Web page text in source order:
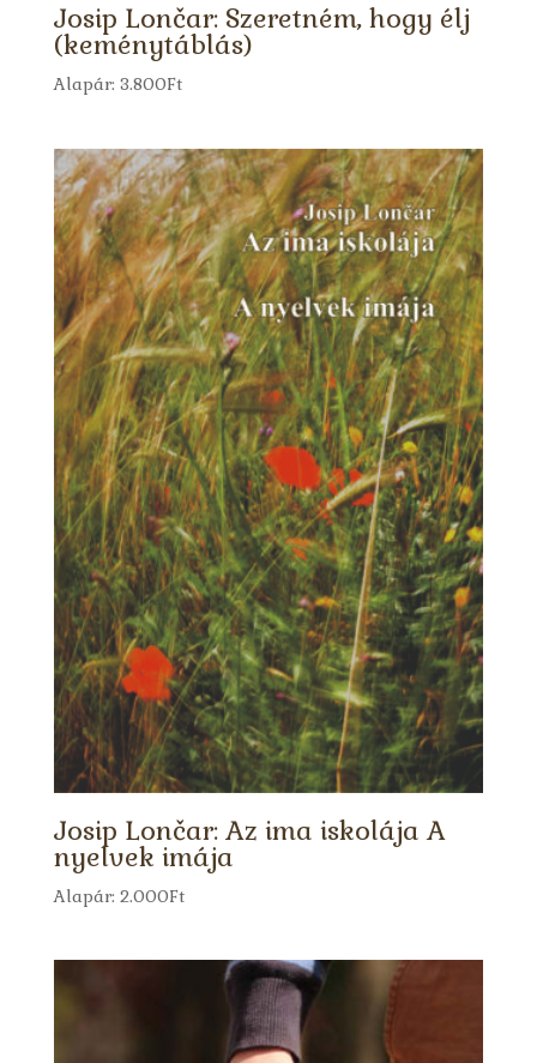
Josip Lončar: Szeretném, hogy élj
(keménytáblás)
Alapár: 3.800Ft
Josip Lončar: Az ima iskolája A
nyelvek imája
Alapár: 2.000Ft